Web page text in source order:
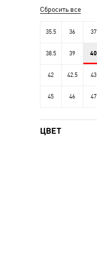
Сбросить все
35.5 36 37
38.5 39 40
42 42.5 43
45 46 47
ЦВЕТ